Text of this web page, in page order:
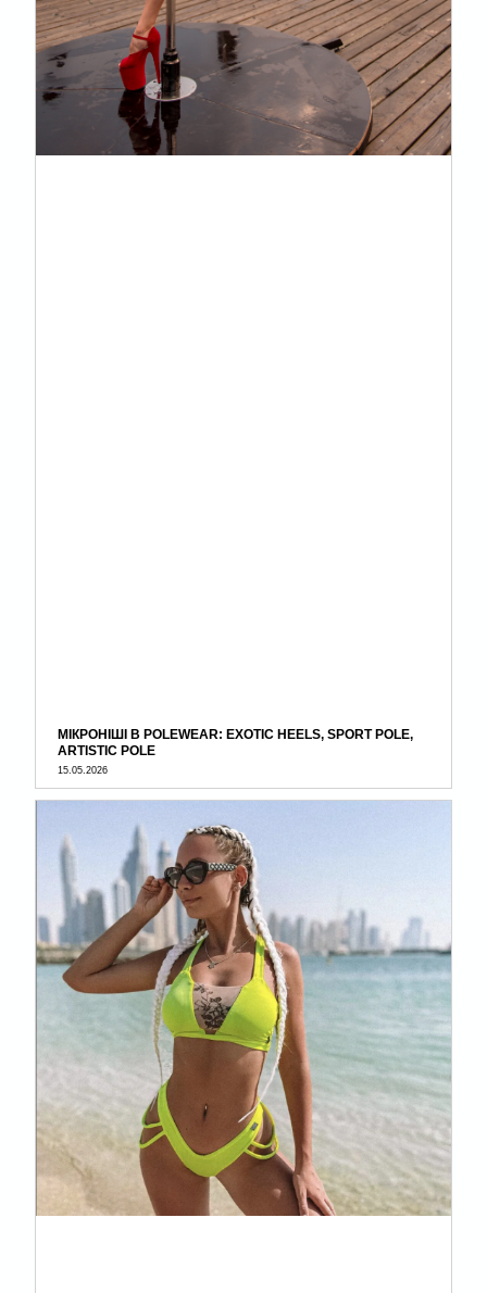
МІКРОНІШІ В POLEWEAR: EXOTIC HEELS, SPORT POLE,
ARTISTIC POLE
15.05.2026